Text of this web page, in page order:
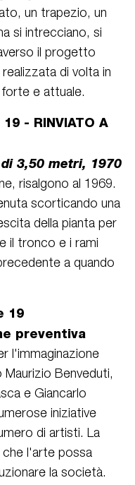
un trapezio, un
si intrecciano, si
il progetto
di volta in
e attuale.
- RINVIATO A
3,50 metri, 1970
risalgono al 1969.
scorticando una
della pianta per
il tronco e i rami
a quando
19
preventiva
l'immaginazione
Benveduti,
e Giancarlo
iniziative
di artisti. La
che l'arte possa
la società.